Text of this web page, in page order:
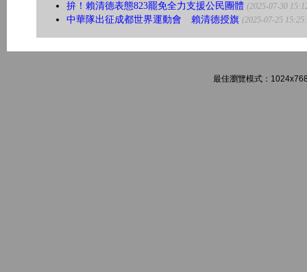
拚！賴清德表態823罷免全力支援公民團體 (2025-07-30
中華隊出征成都世界運動會 賴清德授旗 (2025-07-25
最佳瀏覽模式：